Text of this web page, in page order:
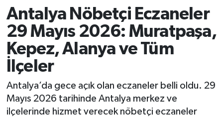
Antalya Nöbetçi Eczaneler
29 Mayıs 2026: Muratpaşa,
Kepez, Alanya ve Tüm
İlçeler
Antalya’da gece açık olan eczaneler belli oldu. 29
Mayıs 2026 tarihinde Antalya merkez ve
ilçelerinde hizmet verecek nöbetçi eczaneler
Asayiş
Turizm
Yaşam
Magazin
Ekonomi
Antalya Namaz Vakitleri
Antalya Trafik Yoğunluk Haritası
Süper Lig Puan Durumu ve Fikstür
Tüm Manşetler
Son Dakika Haberleri